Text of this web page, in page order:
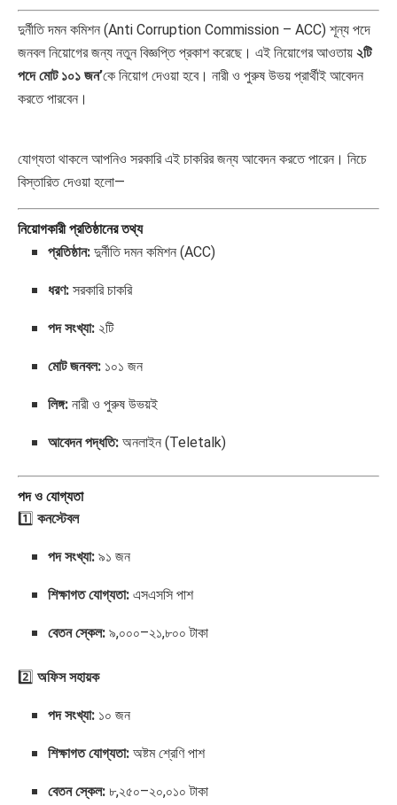
দুর্নীতি দমন কমিশন (Anti Corruption Commission – ACC) শূন্য পদে
জনবল নিয়োগের জন্য নতুন বিজ্ঞপ্তি প্রকাশ করেছে। এই নিয়োগের আওতায় ২টি
পদে মোট ১০১ জন’কে নিয়োগ দেওয়া হবে। নারী ও পুরুষ উভয় প্রার্থীই আবেদন
করতে পারবেন।
যোগ্যতা থাকলে আপনিও সরকারি এই চাকরির জন্য আবেদন করতে পারেন। নিচে
বিস্তারিত দেওয়া হলো—
নিয়োগকারী প্রতিষ্ঠানের তথ্য
প্রতিষ্ঠান: দুর্নীতি দমন কমিশন (ACC)
ধরণ: সরকারি চাকরি
পদ সংখ্যা: ২টি
মোট জনবল: ১০১ জন
লিঙ্গ: নারী ও পুরুষ উভয়ই
আবেদন পদ্ধতি: অনলাইন (Teletalk)
পদ ও যোগ্যতা
1️⃣ কনস্টেবল
পদ সংখ্যা: ৯১ জন
শিক্ষাগত যোগ্যতা: এসএসসি পাশ
বেতন স্কেল: ৯,০০০–২১,৮০০ টাকা
2️⃣ অফিস সহায়ক
পদ সংখ্যা: ১০ জন
শিক্ষাগত যোগ্যতা: অষ্টম শ্রেণি পাশ
বেতন স্কেল: ৮,২৫০–২০,০১০ টাকা